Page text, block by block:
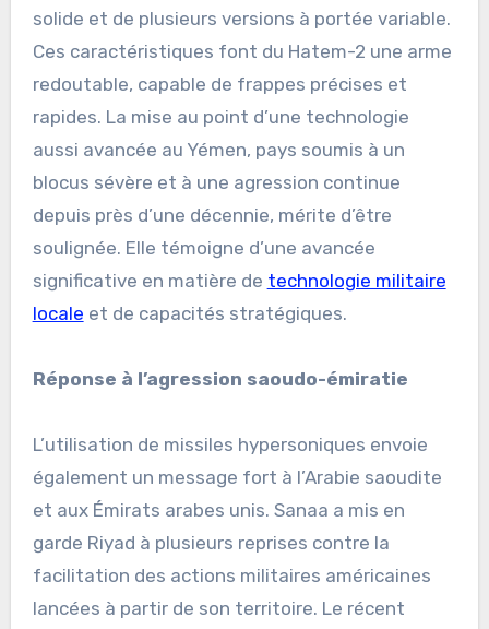
solide et de plusieurs versions à portée variable.
Ces caractéristiques font du Hatem-2 une arme
redoutable, capable de frappes précises et
rapides. La mise au point d’une technologie
aussi avancée au Yémen, pays soumis à un
blocus sévère et à une agression continue
depuis près d’une décennie, mérite d’être
soulignée. Elle témoigne d’une avancée
significative en matière de technologie militaire
locale et de capacités stratégiques.
Réponse à l’agression saoudo-émiratie
L’utilisation de missiles hypersoniques envoie
également un message fort à l’Arabie saoudite
et aux Émirats arabes unis. Sanaa a mis en
garde Riyad à plusieurs reprises contre la
facilitation des actions militaires américaines
lancées à partir de son territoire. Le récent